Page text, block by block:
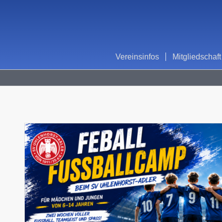
Vereinsinfos Mitgliedschaft